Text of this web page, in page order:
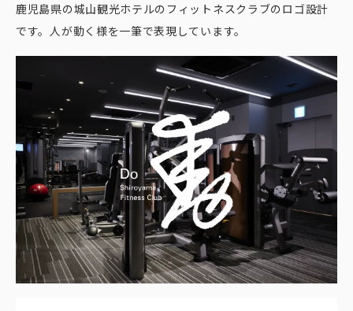
鹿児島県の城山観光ホテルのフィットネスクラブのロゴ設計
です。人が動く様を一筆で表現しています。